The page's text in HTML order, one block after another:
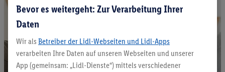
Bevor es weitergeht: Zur Verarbeitung Ihrer
Daten
Wir als Betreiber der Lidl-Webseiten und Lidl-Apps
verarbeiten Ihre Daten auf unseren Webseiten und unserer
App (gemeinsam: „Lidl-Dienste“) mittels verschiedener